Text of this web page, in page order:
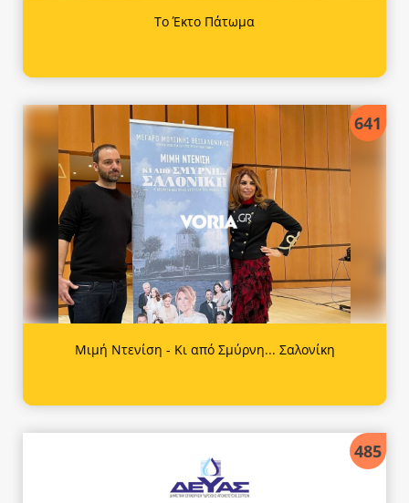
Το Έκτο Πάτωμα
641
Μιμή Ντενίση - Κι από Σμύρνη... Σαλονίκη
485